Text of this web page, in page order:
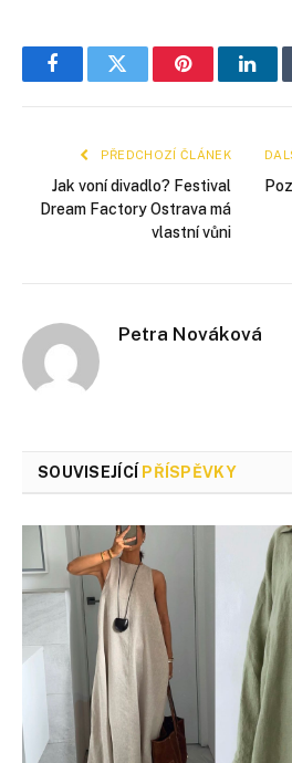
FacebookTwitter Pinterest
PŘEDCHOZÍ ČLÁNEK
Jak voní divadlo? Festival
Dream Factory Ostrava má
vlastní vůni
Petra Nováková
SOUVISEJÍCÍ PŘÍSPĚVKY